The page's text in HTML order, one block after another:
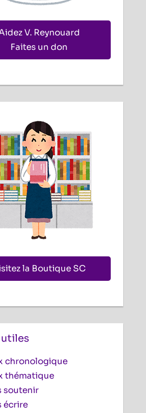
V. Reynouard
Faites un don
la Boutique SC
utiles
chronologique
thématique
soutenir
écrire